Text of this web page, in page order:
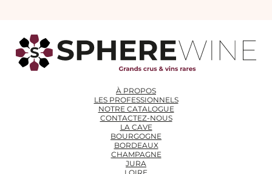
À PROPOS
LES PROFESSIONNELS
NOTRE CATALOGUE
CONTACTEZ-NOUS
LA CAVE
BOURGOGNE
BORDEAUX
CHAMPAGNE
JURA